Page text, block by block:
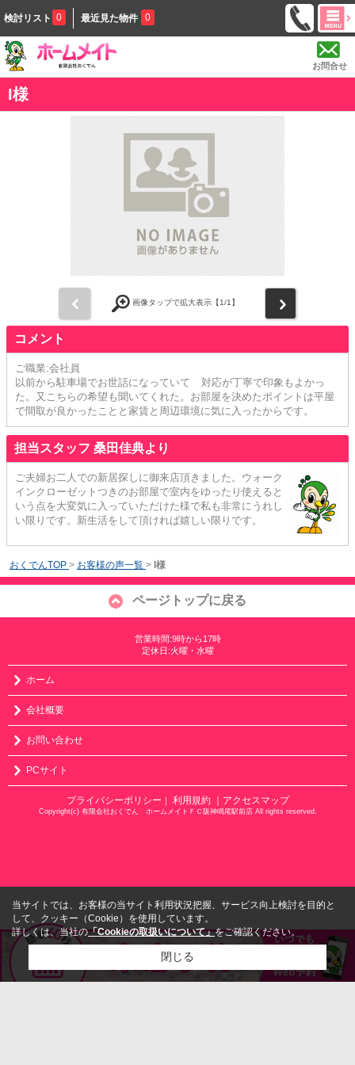
検討リスト 0 最近見た物件 0
お問合せ
I様
画像タップで拡大表示【1/1】
コメント
ご職業:会社員
以前から駐車場でお世話になっていて 対応が丁寧で印象もよかっ
た。又こちらの希望も聞いてくれた。お部屋を決めたポイントは平屋
で間取が良かったことと家賃と周辺環境に気に入ったからです。
担当スタッフ 桑田佳典より
ご夫婦お二人での新居探しに御来店頂きました。ウォーク
インクローゼットつきのお部屋で室内をゆったり使えると
いう点を大変気に入っていただけた様で私も非常にうれし
い限りです。新生活をして頂ければ嬉しい限りです。
おくでんTOP > お客様の声一覧 > I様
ページトップに戻る
営業時間:9時から17時
定休日:火曜・水曜
ホーム
会社概要
お問い合わせ
PCサイト
プライバシーポリシー 利用規約 ｜アクセスマップ
Copyright(c) 有限会社おくでん ホームメイトＦＣ阪神鳴尾駅前店 All rights reserved.
当サイトでは、お客様の当サイト利用状況把握、サービス向上検討を目的と
して、クッキー（Cookie）を使用しています。
詳しくは、当社の「Cookieの取扱いについて」をご確認ください。
閉じる